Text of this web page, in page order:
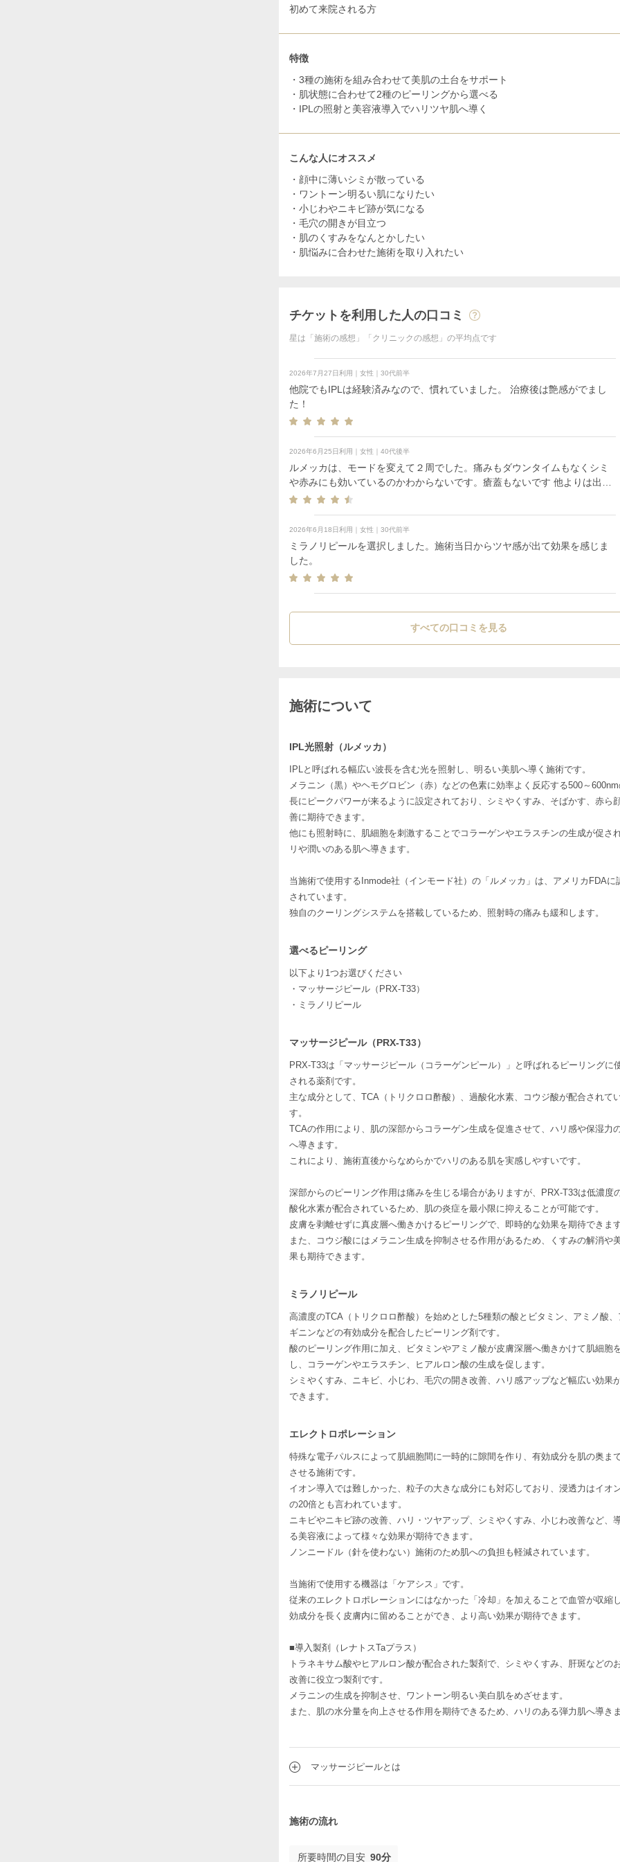
初めて来院される方
特徴
・3種の施術を組み合わせて美肌の土台をサポート
・肌状態に合わせて2種のピーリングから選べる
・IPLの照射と美容液導入でハリツヤ肌へ導く
こんな人にオススメ
・顔中に薄いシミが散っている
・ワントーン明るい肌になりたい
・小じわやニキビ跡が気になる
・毛穴の開きが目立つ
・肌のくすみをなんとかしたい
・肌悩みに合わせた施術を取り入れたい
チケットを利用した人の口コミ
星は「施術の感想」「クリニックの感想」の平均点です
2026年7月27日利用｜女性｜30代前半
他院でもIPLは経験済みなので、慣れていました。 治療後は艶感がでまし
た！
2026年6月25日利用｜女性｜40代後半
ルメッカは、モードを変えて２周でした。痛みもダウンタイムもなくシミ
や赤みにも効いているのかわからないです。瘡蓋もないです 他よりは出力
が弱く感じました。初回でカルテがない為との事でしたが、効果を感じな
応が良く続けたいと思いましたが、残念です。
2026年6月18日利用｜女性｜30代前半
ミラノリピールを選択しました。施術当日からツヤ感が出て効果を感じま
した。
すべての口コミを見る
施術について
IPL光照射（ルメッカ）
IPLと呼ばれる幅広い波長を含む光を照射し、明るい美肌へ導く施術です。
メラニン（黒）やヘモグロビン（赤）などの色素に効率よく反応する500～600nm
長にピークパワーが来るように設定されており、シミやくすみ、そばかす、赤ら
善に期待できます。
他にも照射時に、肌細胞を刺激することでコラーゲンやエラスチンの生成が促さ
リや潤いのある肌へ導きます。
当施術で使用するInmode社（インモード社）の「ルメッカ」は、アメリカFDAに
されています。
独自のクーリングシステムを搭載しているため、照射時の痛みも緩和します。
選べるピーリング
以下より1つお選びください
・マッサージピール（PRX-T33）
・ミラノリピール
マッサージピール（PRX-T33）
PRX-T33は「マッサージピール（コラーゲンピール）」と呼ばれるピーリングに
される薬剤です。
主な成分として、TCA（トリクロロ酢酸）、過酸化水素、コウジ酸が配合されて
す。
TCAの作用により、肌の深部からコラーゲン生成を促進させて、ハリ感や保湿力
へ導きます。
これにより、施術直後からなめらかでハリのある肌を実感しやすいです。
深部からのピーリング作用は痛みを生じる場合がありますが、PRX-T33は低濃度
酸化水素が配合されているため、肌の炎症を最小限に抑えることが可能です。
皮膚を剥離せずに真皮層へ働きかけるピーリングで、即時的な効果を期待できます
また、コウジ酸にはメラニン生成を抑制させる作用があるため、くすみの解消や
果も期待できます。
ミラノリピール
高濃度のTCA（トリクロロ酢酸）を始めとした5種類の酸とビタミン、アミノ酸、
ギニンなどの有効成分を配合したピーリング剤です。
酸のピーリング作用に加え、ビタミンやアミノ酸が皮膚深層へ働きかけて肌細胞
し、コラーゲンやエラスチン、ヒアルロン酸の生成を促します。
シミやくすみ、ニキビ、小じわ、毛穴の開き改善、ハリ感アップなど幅広い効果
できます。
エレクトロポレーション
特殊な電子パルスによって肌細胞間に一時的に隙間を作り、有効成分を肌の奥ま
させる施術です。
イオン導入では難しかった、粒子の大きな成分にも対応しており、浸透力はイオ
の20倍とも言われています。
ニキビやニキビ跡の改善、ハリ・ツヤアップ、シミやくすみ、小じわ改善など、
る美容液によって様々な効果が期待できます。
ノンニードル（針を使わない）施術のため肌への負担も軽減されています。
当施術で使用する機器は「ケアシス」です。
従来のエレクトロポレーションにはなかった「冷却」を加えることで血管が収縮
効成分を長く皮膚内に留めることができ、より高い効果が期待できます。
■導入製剤（レナトスTaプラス）
トラネキサム酸やヒアルロン酸が配合された製剤で、シミやくすみ、肝斑などの
改善に役立つ製剤です。
メラニンの生成を抑制させ、ワントーン明るい美白肌をめざせます。
また、肌の水分量を向上させる作用を期待できるため、ハリのある弾力肌へ導きま
マッサージピールとは
施術の流れ
所要時間の目安 90分